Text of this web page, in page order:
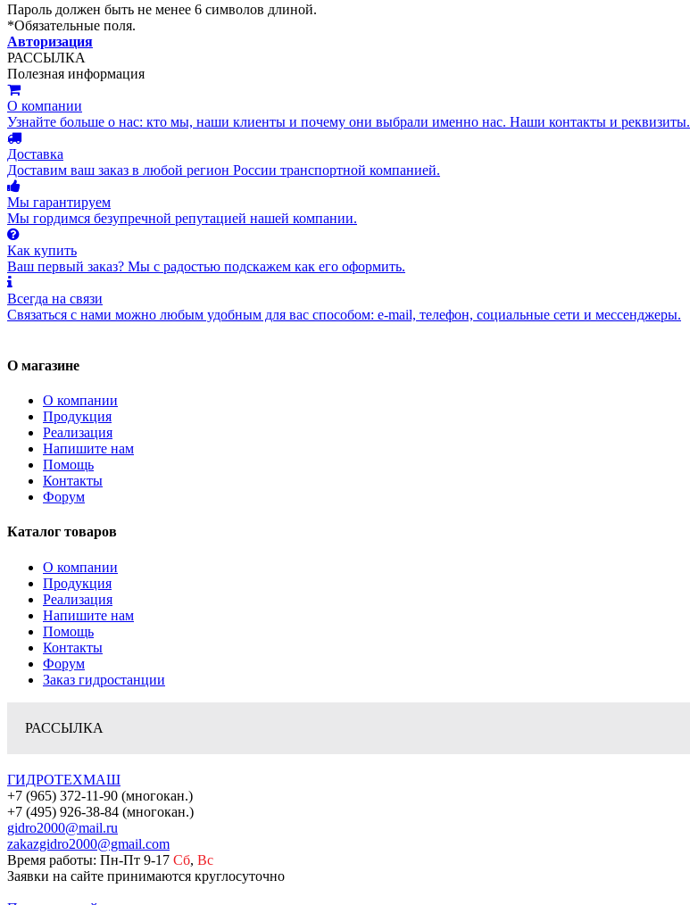
Пароль должен быть не менее 6 символов длиной.
*Обязательные поля.
Авторизация
РАССЫЛКА
Полезная информация
О компании
Узнайте больше о нас: кто мы, наши клиенты и почему они выбрали именно нас. Наши контакты и реквизиты.
Доставка
Доставим ваш заказ в любой регион России транспортной компанией.
Мы гарантируем
Мы гордимся безупречной репутацией нашей компании.
Как купить
Ваш первый заказ? Мы с радостью подскажем как его оформить.
Всегда на связи
Связаться с нами можно любым удобным для вас способом: e-mail, телефон, социальные сети и мессенджеры.
О магазине
О компании
Продукция
Реализация
Напишите нам
Помощь
Контакты
Форум
Каталог товаров
О компании
Продукция
Реализация
Напишите нам
Помощь
Контакты
Форум
Заказ гидростанции
РАССЫЛКА
ГИДРОТЕХМАШ
+7 (965) 372-11-90 (многокан.)
+7 (495) 926-38-84 (многокан.)
gidro2000@mail.ru
zakazgidro2000@gmail.com
Время работы: Пн-Пт 9-17 Сб, Вс
Заявки на сайте принимаются круглосуточно